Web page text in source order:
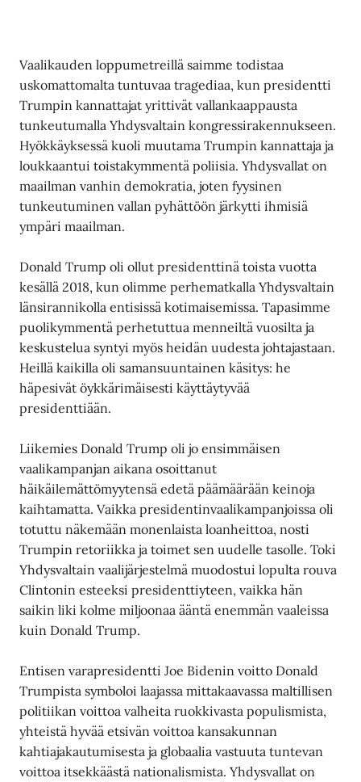
Vaalikauden loppumetreillä saimme todistaa
uskomattomalta tuntuvaa tragediaa, kun presidentti
Trumpin kannattajat yrittivät vallankaappausta
tunkeutumalla Yhdysvaltain kongressirakennukseen.
Hyökkäyksessä kuoli muutama Trumpin kannattaja ja
loukkaantui toistakymmentä poliisia. Yhdysvallat on
maailman vanhin demokratia, joten fyysinen
tunkeutuminen vallan pyhättöön järkytti ihmisiä
ympäri maailman.
Donald Trump oli ollut presidenttinä toista vuotta
kesällä 2018, kun olimme perhematkalla Yhdysvaltain
länsirannikolla entisissä kotimaisemissa. Tapasimme
puolikymmentä perhetuttua menneiltä vuosilta ja
keskustelua syntyi myös heidän uudesta johtajastaan.
Heillä kaikilla oli samansuuntainen käsitys: he
häpesivät öykkärimäisesti käyttäytyvää
presidenttiään.
Liikemies Donald Trump oli jo ensimmäisen
vaalikampanjan aikana osoittanut
häikäilemättömyytensä edetä päämäärään keinoja
kaihtamatta. Vaikka presidentinvaalikampanjoissa oli
totuttu näkemään monenlaista loanheittoa, nosti
Trumpin retoriikka ja toimet sen uudelle tasolle. Toki
Yhdysvaltain vaalijärjestelmä muodostui lopulta rouva
Clintonin esteeksi presidenttiyteen, vaikka hän
saikin liki kolme miljoonaa ääntä enemmän vaaleissa
kuin Donald Trump.
Entisen varapresidentti Joe Bidenin voitto Donald
Trumpista symboloi laajassa mittakaavassa maltillisen
politiikan voittoa valheita ruokkivasta populismista,
yhteistä hyvää etsivän voittoa kansakunnan
kahtiajakautumisesta ja globaalia vastuuta tuntevan
voittoa itsekkäästä nationalismista. Yhdysvallat on